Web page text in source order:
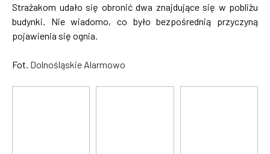
Strażakom udało się obronić dwa znajdujące się w pobliżu
budynki. Nie wiadomo, co było bezpośrednią przyczyną
pojawienia się ognia.
Fot. Dolnośląskie Alarmowo